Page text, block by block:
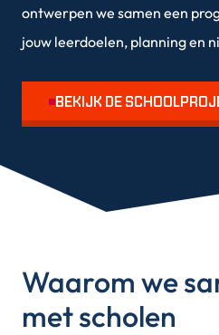
ontwerpen we samen een
jouw leerdoelen, planning en
BEKIJK DE
Waarom we
met scholen